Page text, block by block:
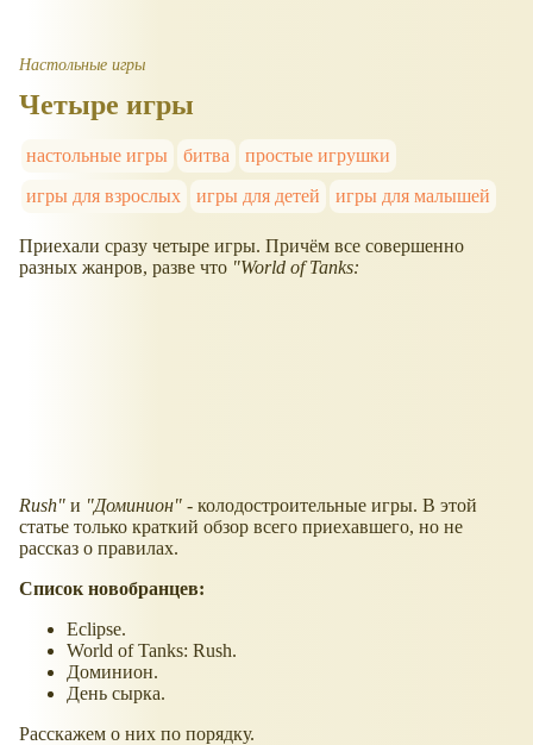
Настольные игры
Четыре игры
настольные игры битва
простые игрушки
игры для взрослых
игры для детей игры для малышей
Приехали сразу четыре игры. Причём все совершенно
разных жанров, разве что "World of Tanks:
Rush" и "Доминион" - колодостроительные игры. В этой
статье только краткий обзор всего приехавшего, но не
рассказ о правилах.
Список новобранцев:
Eclipse.
World of Tanks: Rush.
Доминион.
День сырка.
Расскажем о них по порядку.